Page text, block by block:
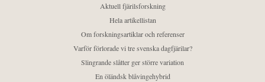
Aktuell fjärilsforskning
Hela artikellistan
Om forskningsartiklar och referenser
Varför förlorade vi tre svenska dagfjärilar?
Slingrande slåtter ger större variation
En öländsk blåvingehybrid